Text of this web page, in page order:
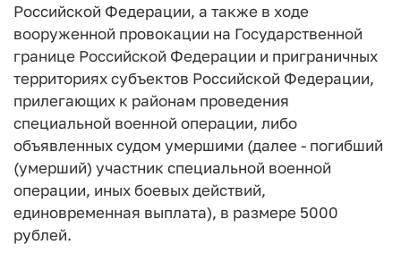
Российской Федерации, а также в ходе
вооруженной провокации на Государственной
границе Российской Федерации и приграничных
территориях субъектов Российской Федерации,
прилегающих к районам проведения
специальной военной операции, либо
объявленных судом умершими (далее - погибший
(умерший) участник специальной военной
операции, иных боевых действий,
единовременная выплата), в размере 5000
рублей.